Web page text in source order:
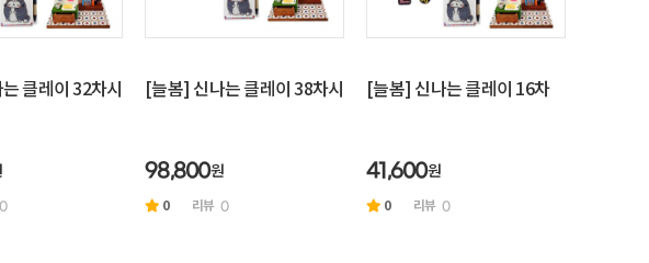
클레이 32차시
0
[늘봄] 신나는 클레이 38차시
98,800원
0 리뷰 0
[늘봄] 신나는 클레이 16차
41,600원
0 리뷰 0